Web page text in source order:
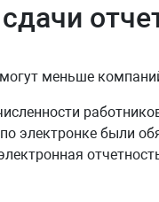
меньше
электронке были